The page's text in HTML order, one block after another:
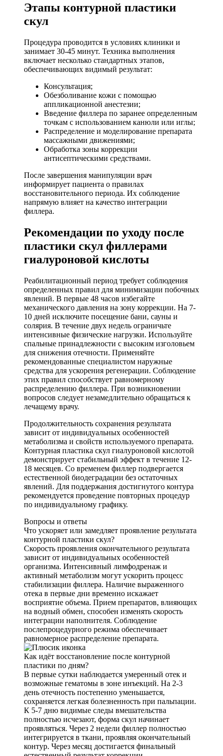
Этапы контурной пластики
скул
Процедура проводится в условиях клиники и
занимает 30-45 минут. Техника выполнения
включает несколько стандартных этапов,
обеспечивающих видимый результат:
Консультация;
Обезболивание кожи с помощью
аппликационной анестезии;
Введение филлера по заранее определенным
точкам с использованием канюли или иглы;
Распределение и моделирование препарата
массажными движениями;
Обработка зоны коррекции
антисептическими средствами.
После завершения манипуляции врач
информирует пациента о правилах
восстановительного периода. Их соблюдение
напрямую влияет на качество интеграции
филлера.
Рекомендации по уходу после
пластики скул филлерами
гиалуроновой кислоты
Реабилитационный период требует соблюдения
определенных правил для минимизации побочных
явлений. В первые 48 часов избегайте
механического давления на зону коррекции. На 7-
10 дней исключите посещение бани, сауны и
солярия. В течение двух недель ограничьте
интенсивные физические нагрузки. Используйте
спальные принадлежности с высоким изголовьем
для снижения отечности. Применяйте
рекомендованные специалистом наружные
средства для ускорения регенерации. Соблюдение
этих правил способствует равномерному
распределению филлера. При возникновении
вопросов следует незамедлительно обращаться к
лечащему врачу.
Продолжительность сохранения результата
зависит от индивидуальных особенностей
метаболизма и свойств используемого препарата.
Контурная пластика скул гиалуроновой кислотой
демонстрирует стабильный эффект в течение 12-
18 месяцев. Со временем филлер подвергается
естественной биодеградации без остаточных
явлений. Для поддержания достигнутого контура
рекомендуется проведение повторных процедур
по индивидуальному графику.
Вопросы и ответы
Что ускоряет или замедляет проявление результата
контурной пластики скул?
Скорость проявления окончательного результата
зависит от индивидуальных особенностей
организма. Интенсивный лимфодренаж и
активный метаболизм могут ускорить процесс
стабилизации филлера. Наличие выраженного
отека в первые дни временно искажает
восприятие объема. Прием препаратов, влияющих
на водный обмен, способен изменять скорость
интеграции наполнителя. Соблюдение
послепроцедурного режима обеспечивает
равномерное распределение препарата.
Как идёт восстановление после контурной
пластики по дням?
В первые сутки наблюдается умеренный отек и
возможные гематомы в зоне инъекций. На 2-3
день отечность постепенно уменьшается,
сохраняется легкая болезненность при пальпации.
К 5-7 дню видимые следы вмешательства
полностью исчезают, форма скул начинает
проявляться. Через 2 недели филлер полностью
интегрируется в ткани, проявляя окончательный
контур. Через месяц достигается финальный